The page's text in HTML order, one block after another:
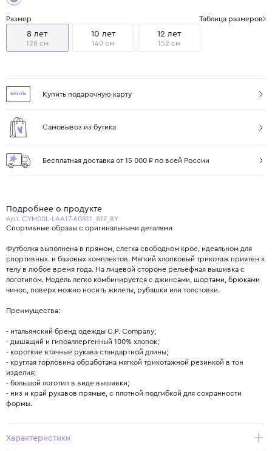
Размер Таблица размеров
8 лет
128 см
10 лет
140 см
12 лет
152 см
Купить подарочную карту
Самовывоз из бутика
Бесплатная доставка от 15 000 ₽ по всей России
Подробнее о продукте
Арт. CYM00L-LAA17-60811_817_8Y
Спортивные образы с оригинальными деталями
Футболка выполнена в прямом, слегка свободном крое, идеальном для
спортивных. и базовых комплектов. Мягкий хлопковый трикотаж приятен к
телу в любое время года. На лицевой стороне рельефная вышивка с
логотипом. Модель легко комбинируется с джинсами, шортами, брюками
чинос, поверх можно носить жилеты, рубашки или толстовки.
Преимущества:
- итальянский бренд одежды C.P. Company;
- дышащий и гипоаллергенный 100% хлопок;
- короткие втачные рукава стандартной длины;
- круглая горловина обработана мягкой трикотажной резинкой в тон
изделия;
- большой логотип в виде вышивки;
- низ и край рукавов прямые, с плотной подгибкой для сохранности
формы.
Характеристики